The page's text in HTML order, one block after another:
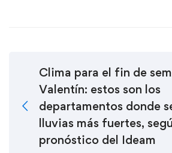
Clima para el fin de
Valentín: estos son los
departamentos donde
lluvias más fuertes,
pronóstico del Ideam